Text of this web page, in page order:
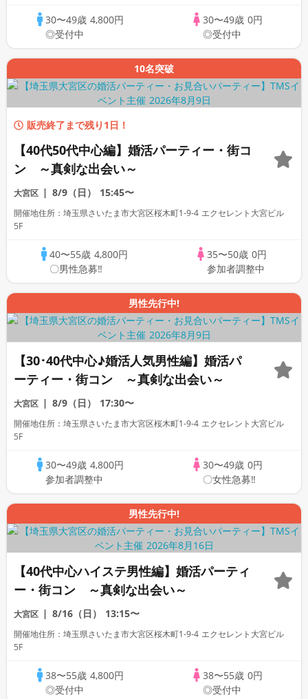
30〜49歳 4,800円
◎受付中
30〜49歳 0円
◎受付中
10名突破
販売終了まで残り1日！
【40代50代中心編】婚活パーティー・街コ
ン ～真剣な出会い～
大宮区 8/9（日） 15:45〜
開催地住所：埼玉県さいたま市大宮区桜木町1-9-4 エクセレント大宮ビル
5F
40〜55歳 4,800円
〇男性急募‼
35〜50歳 0円
参加者調整中
男性先行中!
【30･40代中心♪婚活人気男性編】婚活パ
ーティー・街コン ～真剣な出会い～
大宮区 8/9（日） 17:30〜
開催地住所：埼玉県さいたま市大宮区桜木町1-9-4 エクセレント大宮ビル
5F
30〜49歳 4,800円
参加者調整中
30〜49歳 0円
〇女性急募‼
男性先行中!
【40代中心ハイステ男性編】婚活パーティ
ー・街コン ～真剣な出会い～
大宮区 8/16（日） 13:15〜
開催地住所：埼玉県さいたま市大宮区桜木町1-9-4 エクセレント大宮ビル
5F
38〜55歳 4,800円
◎受付中
38〜55歳 0円
◎受付中